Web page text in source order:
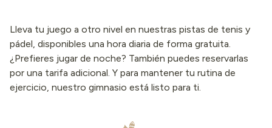
Lleva tu juego a otro nivel en nuestras pistas de tenis y
pádel, disponibles una hora diaria de forma gratuita.
¿Prefieres jugar de noche? También puedes reservarlas
por una tarifa adicional. Y para mantener tu rutina de
ejercicio, nuestro gimnasio está listo para ti.